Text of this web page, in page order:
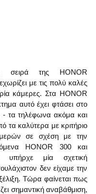
σειρά της HONOR
με τις πολύ καλές
κάμερες. Στα HONOR
αυτό έχει φτάσει στο
τα τηλέφωνα ακόμα και
τα καλύτερα με κριτήριο
σε σχέση με την
HONOR 300 και
υπήρχε μία σχετική
δεν είχαμε την
Τώρα φαίνεται πως
σημαντική αναβάθμιση,